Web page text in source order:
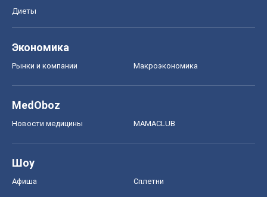
Диеты
Экономика
Рынки и компании Mакроэкономика
MedOboz
Новости медицины MAMACLUB
Шоу
Афиша Сплетни